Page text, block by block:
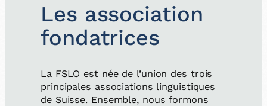
Les association
fondatrices
La FSLO est née de l’union des trois
principales associations linguistiques
de Suisse. Ensemble, nous formons